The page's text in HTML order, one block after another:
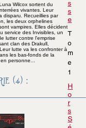
s
s
e
T
o
m
e
1
H
o
r
s
S
Wilcox sortent du
vivantes. Leur
disparu. Recueillies par
les deux orphelines
vampires. Elles décident
service des Invisibles, un
lutter contre l'emprise
clan des Drakull,
lutte va les confronter à
les bas-fonds de la
personne...
(4) :